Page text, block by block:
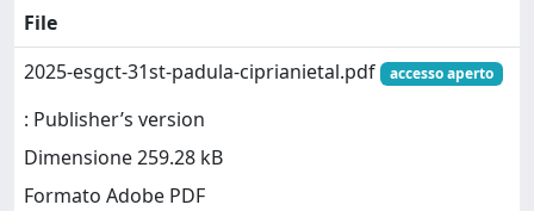
File
2025-esgct-31st-padula-ciprianietal.pdf
accesso aperto
: Publisher’s version
Dimensione 259.28 kB
Formato Adobe PDF